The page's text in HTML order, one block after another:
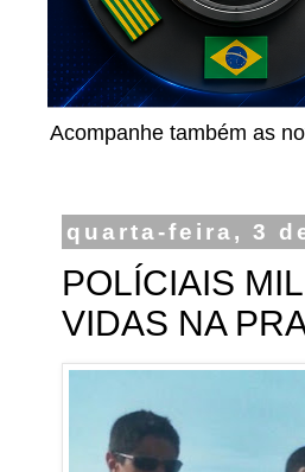
Acompanhe também as
quarta-feira, 3
POLÍCIAIS
VIDAS NA